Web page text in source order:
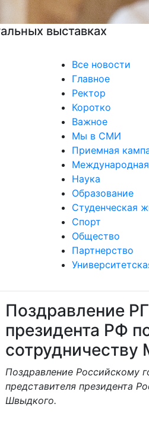
Все новости
Главное
Ректор
Коротко
Важное
Мы в СМИ
Приемная
Наука
Образование
Студенческая
Спорт
Общество
Партнерство
Поздравление
президента РФ
Поздравление Российскому
представителя президента
Швыдкого.